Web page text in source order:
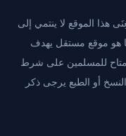
هذا الموقع لا ينتمي إلى
هو موقع مستقل يهدف
متاح للمسلمين على شرط
أو الطبع يرجى ذكر